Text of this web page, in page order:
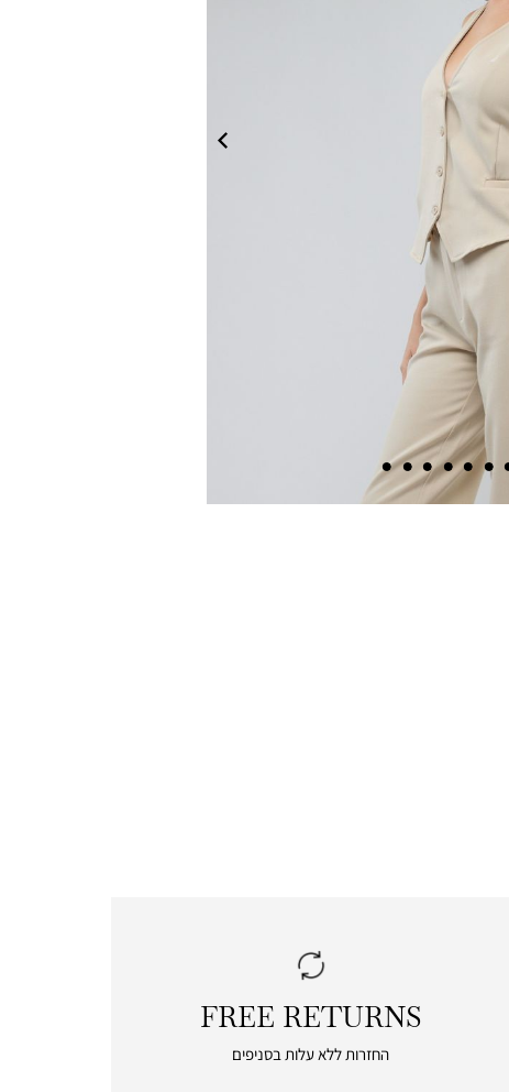
|
returns
FREE RETURNS
החזרות ללא עלות בסניפים